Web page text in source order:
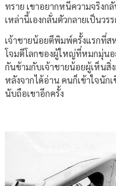
ทราย เขาอยากหนีความจริงก
เหล่านี้เองกลั่นตัวกลายเป็นวร
เจ้าชายน้อยตีพิมพ์ครั้งแรกที่ส
โจมตีโลกของผู้ใหญ่ที่หมกมุ่นอ
กันข้ามกับเจ้าชายน้อยผู้เห็นสิ่
หลังจากได้อ่าน คนก็เข้าใจนั
นับถือเขาอีกครั้ง